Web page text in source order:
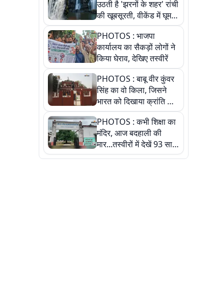
अलौकिक संध्या आरती के
विहंगम दृश्य
उठती है 'झरनों के शहर' रांची
की खूबसूरती, वीकेंड में घूम
आएं ये 5 वादियां
PHOTOS : भाजपा
कार्यालय का सैकड़ों लोगों ने
किया घेराव, देखिए तस्वीरें
PHOTOS : बाबू वीर कुंवर
सिंह का वो किला, जिसने
भारत को दिखाया क्रांति का
रास्ता: तस्वीरों में देखिए
PHOTOS : कभी शिक्षा का
मंदिर, आज बदहाली की
मार...तस्वीरों में देखें 93 साल
पुराने इस हाई स्कूल की